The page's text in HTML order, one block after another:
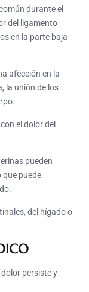
durante el
del ligamento
en la parte baja
afección en la
la unión de los
el dolor del
pueden
que puede
del hígado o
persiste y